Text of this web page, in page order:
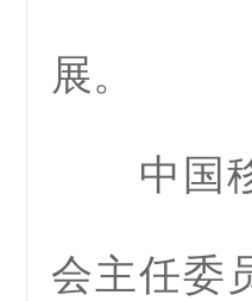
展。
中国移
会主任委